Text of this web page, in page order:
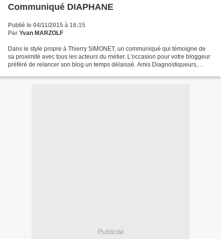
Communiqué DIAPHANE
Publié le 04/11/2015 à 16:15
Par Yvan MARZOLF
Dans le style propre à Thierry SIMONET, un communiqué qui témoigne de
sa proximité avec tous les acteurs du métier. L'occasion pour votre bloggeur
préféré de relancer son blog un temps délaissé. Amis Diagnostiqueurs,
Publicité